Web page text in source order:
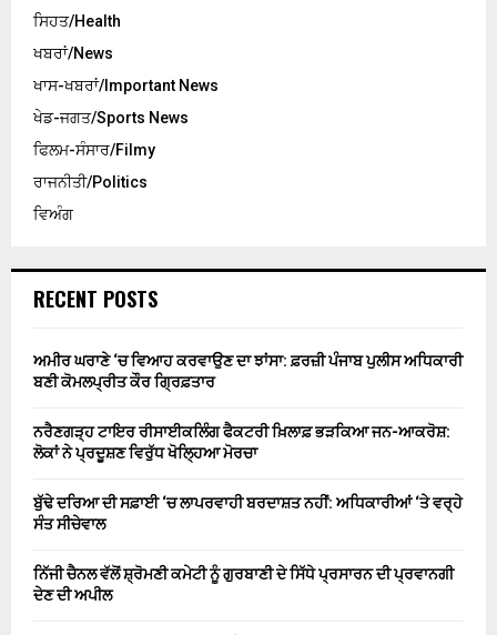
ਸਿਹਤ/Health
ਖਬਰਾਂ/News
ਖਾਸ-ਖਬਰਾਂ/Important News
ਖੇਡ-ਜਗਤ/Sports News
ਫਿਲਮ-ਸੰਸਾਰ/Filmy
ਰਾਜਨੀਤੀ/Politics
ਵਿਅੰਗ
RECENT POSTS
ਅਮੀਰ ਘਰਾਣੇ ‘ਚ ਵਿਆਹ ਕਰਵਾਉਣ ਦਾ ਝਾਂਸਾ: ਫ਼ਰਜ਼ੀ ਪੰਜਾਬ ਪੁਲੀਸ ਅਧਿਕਾਰੀ
ਬਣੀ ਕੋਮਲਪ੍ਰੀਤ ਕੌਰ ਗ੍ਰਿਫ਼ਤਾਰ
ਨਰੈਣਗੜ੍ਹ ਟਾਇਰ ਰੀਸਾਈਕਲਿੰਗ ਫੈਕਟਰੀ ਖ਼ਿਲਾਫ਼ ਭੜਕਿਆ ਜਨ-ਆਕਰੋਸ਼:
ਲੋਕਾਂ ਨੇ ਪ੍ਰਦੂਸ਼ਣ ਵਿਰੁੱਧ ਖੋਲ੍ਹਿਆ ਮੋਰਚਾ
ਬੁੱਢੇ ਦਰਿਆ ਦੀ ਸਫ਼ਾਈ ‘ਚ ਲਾਪਰਵਾਹੀ ਬਰਦਾਸ਼ਤ ਨਹੀਂ: ਅਧਿਕਾਰੀਆਂ ‘ਤੇ ਵਰ੍ਹੇ
ਸੰਤ ਸੀਚੇਵਾਲ
ਨਿੱਜੀ ਚੈਨਲ ਵੱਲੋਂ ਸ਼੍ਰੋਮਣੀ ਕਮੇਟੀ ਨੂੰ ਗੁਰਬਾਣੀ ਦੇ ਸਿੱਧੇ ਪ੍ਰਸਾਰਨ ਦੀ ਪ੍ਰਵਾਨਗੀ
ਦੇਣ ਦੀ ਅਪੀਲ